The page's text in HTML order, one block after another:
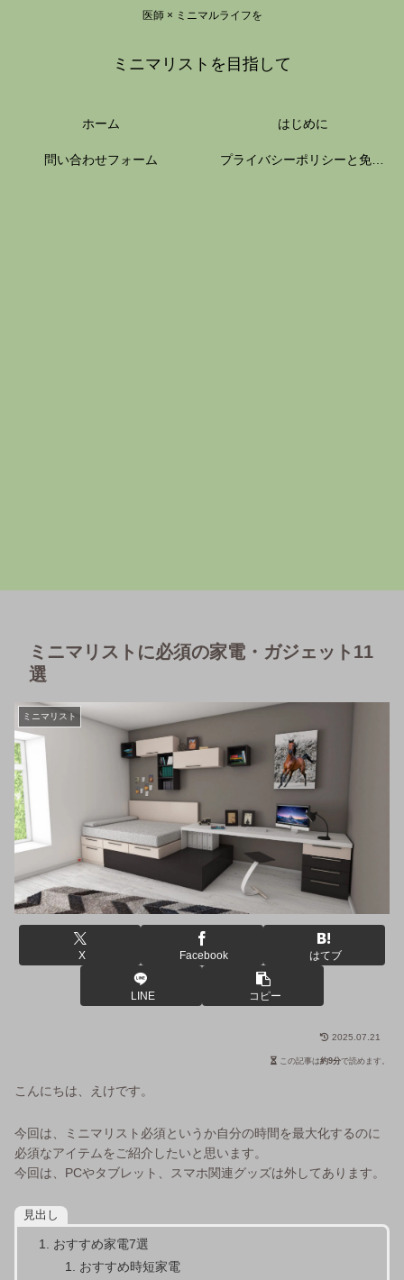
医師 × ミニマルライフを
ミニマリストを目指して
ホーム はじめに
問い合わせフォーム プライバシーポリシーと免責事項
ミニマリストに必須の家電・ガジェット11
選
ミニマリスト
X Facebook はてブ
LINE コピー
2025.07.21
この記事は約9分で読めます。
こんにちは、えけです。
今回は、ミニマリスト必須というか自分の時間を最大化するのに
必須なアイテムをご紹介したいと思います。
今回は、PCやタブレット、スマホ関連グッズは外してあります。
見出し
おすすめ家電7選
おすすめ時短家電